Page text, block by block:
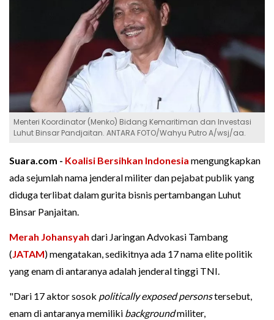
Menteri Koordinator (Menko) Bidang Kemaritiman dan Investasi
Luhut Binsar Pandjaitan. ANTARA FOTO/Wahyu Putro A/wsj/aa.
Suara.com - Koalisi Bersihkan Indonesia mengungkapkan
ada sejumlah nama jenderal militer dan pejabat publik yang
diduga terlibat dalam gurita bisnis pertambangan Luhut
Binsar Panjaitan.
Merah Johansyah dari Jaringan Advokasi Tambang
(JATAM) mengatakan, sedikitnya ada 17 nama elite politik
yang enam di antaranya adalah jenderal tinggi TNI.
"Dari 17 aktor sosok politically exposed personstersebut,
enam di antaranya memiliki backgroundmiliter,